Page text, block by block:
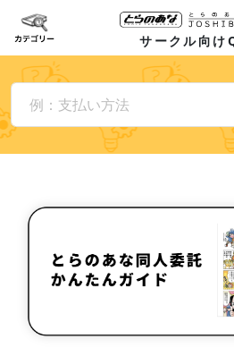
サークル向け